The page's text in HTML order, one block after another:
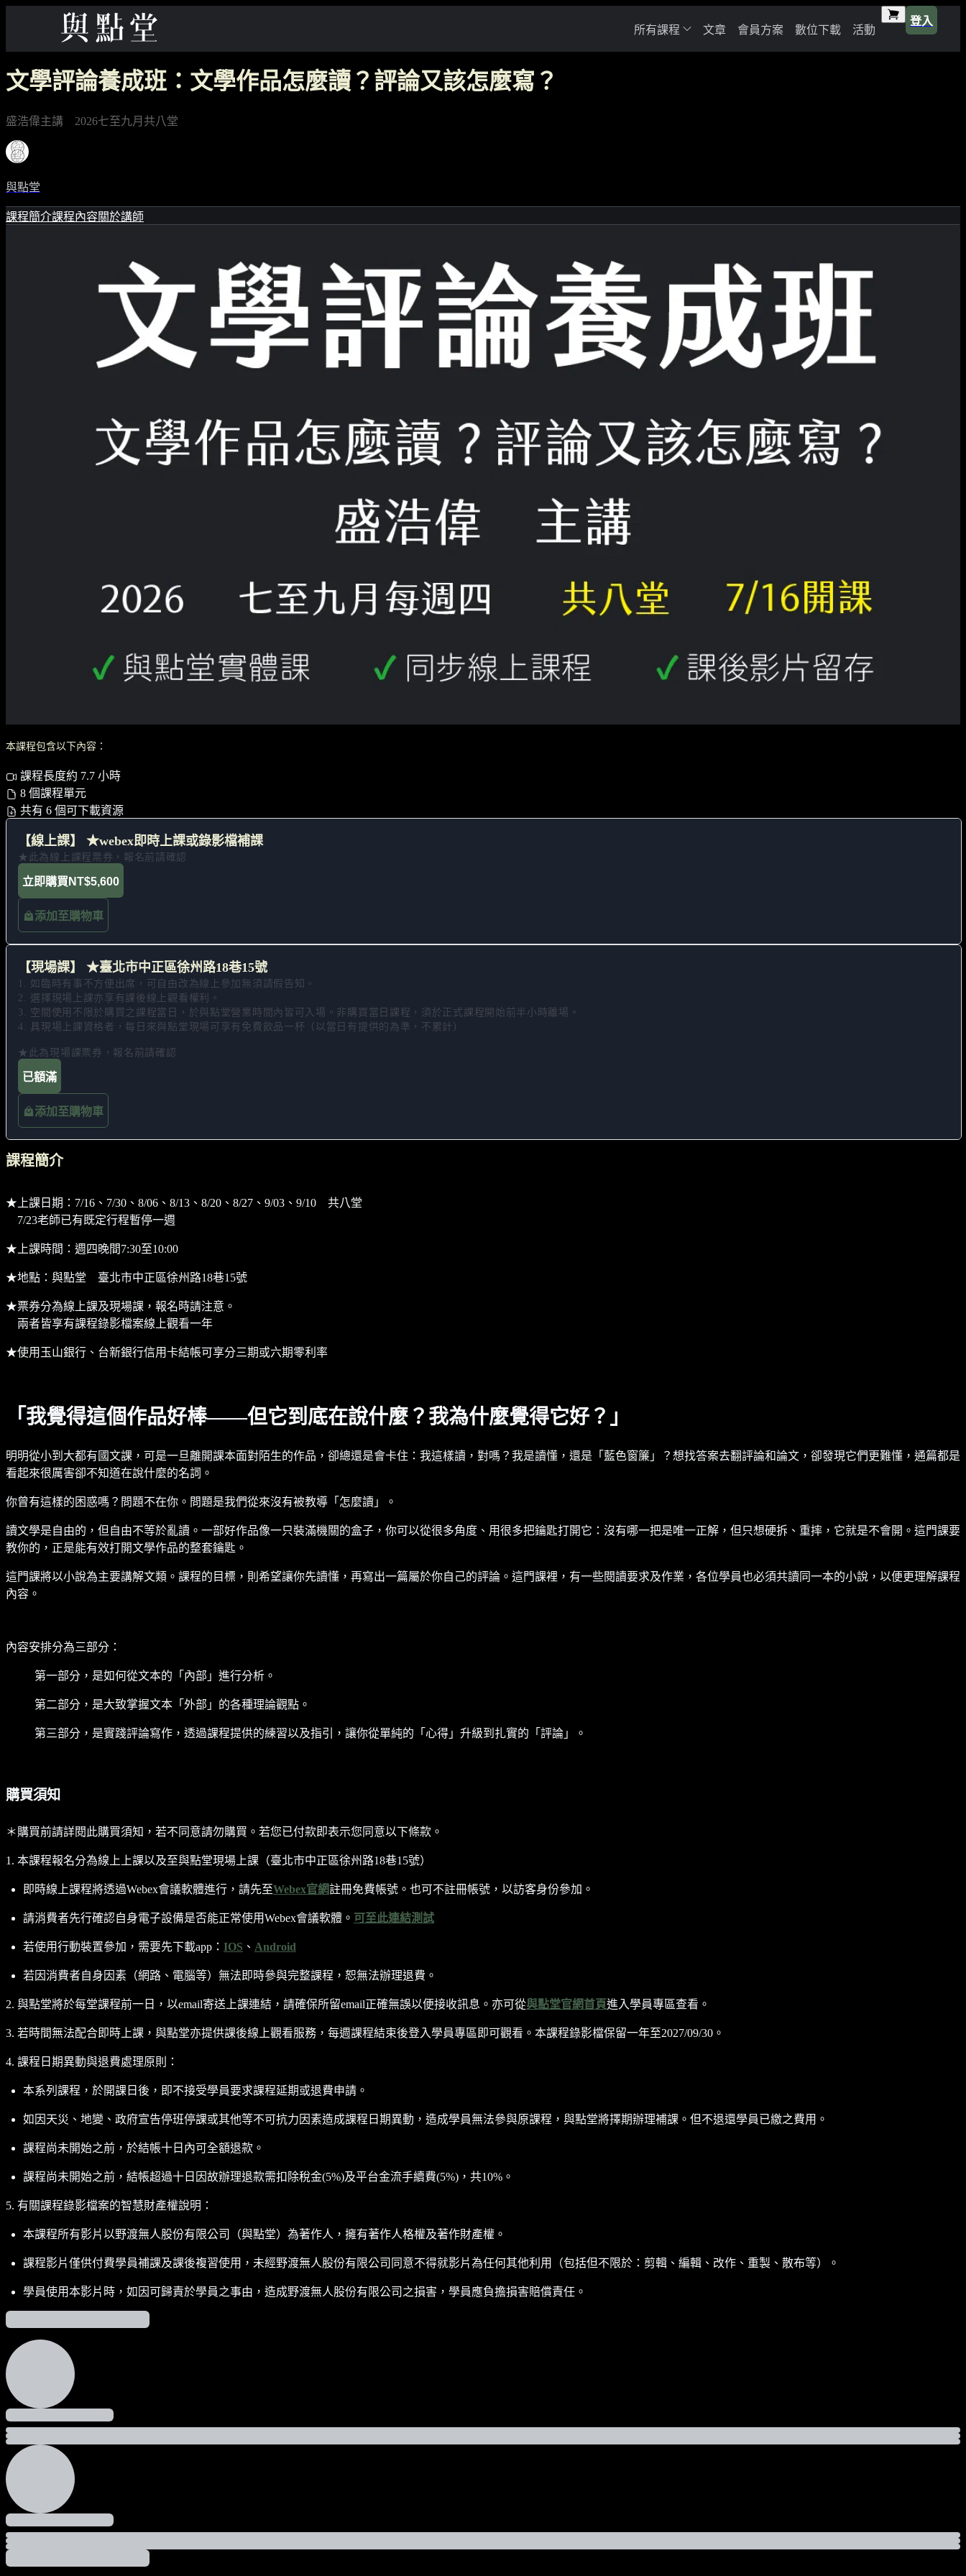
所有課程 文章 會員方案 數位下載 活動
登入
文學評論養成班：文學作品怎麼讀？評論又該怎麼寫？
盛浩偉主講 2026七至九月共八堂
與點堂
課程簡介課程內容關於講師
本課程包含以下內容：
課程長度約 7.7 小時
8 個課程單元
共有 6 個可下載資源
【線上課】 ★webex即時上課或錄影檔補課
★此為線上課程票券，報名前請確認
立即購買 NT$5,600
添加至購物車
【現場課】 ★臺北市中正區徐州路18巷15號
1. 如臨時有事不方便出席，可自由改為線上參加無須請假告知。
2. 選擇現場上課亦享有課後線上觀看權利。
3. 空間使用不限於購買之課程當日，於與點堂營業時間內皆可入場。非購買當日課程，須於正式課程開始前半小時離場。
4. 具現場上課資格者，每日來與點堂現場可享有免費飲品一杯（以當日有提供的為準，不累計）
★此為現場課票券，報名前請確認
已額滿
添加至購物車
課程簡介
★上課日期：7/16、7/30、8/06、8/13、8/20、8/27、9/03、9/10 共八堂
7/23老師已有既定行程暫停一週
★上課時間：週四晚間7:30至10:00
★地點：與點堂 臺北市中正區徐州路18巷15號
★票券分為線上課及現場課，報名時請注意。
兩者皆享有課程錄影檔案線上觀看一年
★使用玉山銀行、台新銀行信用卡結帳可享分三期或六期零利率
「我覺得這個作品好棒——但它到底在說什麼？我為什麼覺得它好？」
明明從小到大都有國文課，可是一旦離開課本面對陌生的作品，卻總還是會卡住：我這樣讀，對嗎？我是讀懂，還是「藍色窗簾」？想找答案去翻評論和論文，卻發現它們更難懂，通篇都是
看起來很厲害卻不知道在說什麼的名詞。
你曾有這樣的困惑嗎？問題不在你。問題是我們從來沒有被教導「怎麼讀」。
讀文學是自由的，但自由不等於亂讀。一部好作品像一只裝滿機關的盒子，你可以從很多角度、用很多把鑰匙打開它：沒有哪一把是唯一正解，但只想硬拆、重摔，它就是不會開。這門課要
教你的，正是能有效打開文學作品的整套鑰匙。
這門課將以小說為主要講解文類。課程的目標，則希望讓你先讀懂，再寫出一篇屬於你自己的評論。這門課裡，有一些閱讀要求及作業，各位學員也必須共讀同一本的小說，以便更理解課程
內容。
內容安排分為三部分：
第一部分，是如何從文本的「內部」進行分析。
第二部分，是大致掌握文本「外部」的各種理論觀點。
第三部分，是實踐評論寫作，透過課程提供的練習以及指引，讓你從單純的「心得」升級到扎實的「評論」。
購買須知
＊購買前請詳閱此購買須知，若不同意請勿購買。若您已付款即表示您同意以下條款。
1. 本課程報名分為線上上課以及至與點堂現場上課（臺北市中正區徐州路18巷15號）
即時線上課程將透過Webex會議軟體進行，請先至Webex官網註冊免費帳號。也可不註冊帳號，以訪客身份參加。
請消費者先行確認自身電子設備是否能正常使用Webex會議軟體。 可至此連結測試
若使用行動裝置參加，需要先下載app： IOS 、 Android
若因消費者自身因素（網路、電腦等）無法即時參與完整課程，恕無法辦理退費。
2. 與點堂將於每堂課程前一日，以email寄送上課連結，請確保所留email正確無誤以便接收訊息。亦可從與點堂官網首頁進入學員專區查看。
3. 若時間無法配合即時上課，與點堂亦提供課後線上觀看服務，每週課程結束後登入學員專區即可觀看。本課程錄影檔保留一年至2027/09/30。
4. 課程日期異動與退費處理原則：
本系列課程，於開課日後，即不接受學員要求課程延期或退費申請。
如因天災、地變、政府宣告停班停課或其他等不可抗力因素造成課程日期異動，造成學員無法參與原課程，與點堂將擇期辦理補課。但不退還學員已繳之費用。
課程尚未開始之前，於結帳十日內可全額退款。
課程尚未開始之前，結帳超過十日因故辦理退款需扣除稅金(5%)及平台金流手續費(5%)，共10%。
5. 有關課程錄影檔案的智慧財產權說明：
本課程所有影片以野渡無人股份有限公司（與點堂）為著作人，擁有著作人格權及著作財產權。
課程影片僅供付費學員補課及課後複習使用，未經野渡無人股份有限公司同意不得就影片為任何其他利用（包括但不限於：剪輯、編輯、改作、重製、散布等）。
學員使用本影片時，如因可歸責於學員之事由，造成野渡無人股份有限公司之損害，學員應負擔損害賠償責任。